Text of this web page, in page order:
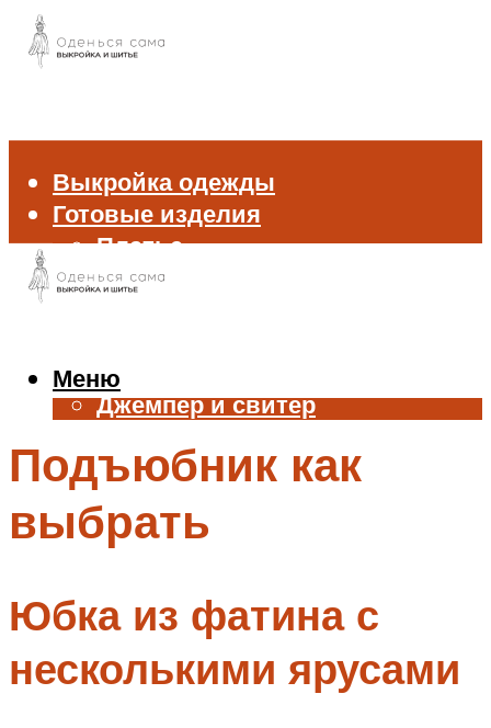
Выкройка одежды
Готовые изделия
Платье
Брюки
Жилет
Джемпер и свитер
Аксессуары
Меню
Меню
Подъюбник как
выбрать
Юбка из фатина с
несколькими ярусами